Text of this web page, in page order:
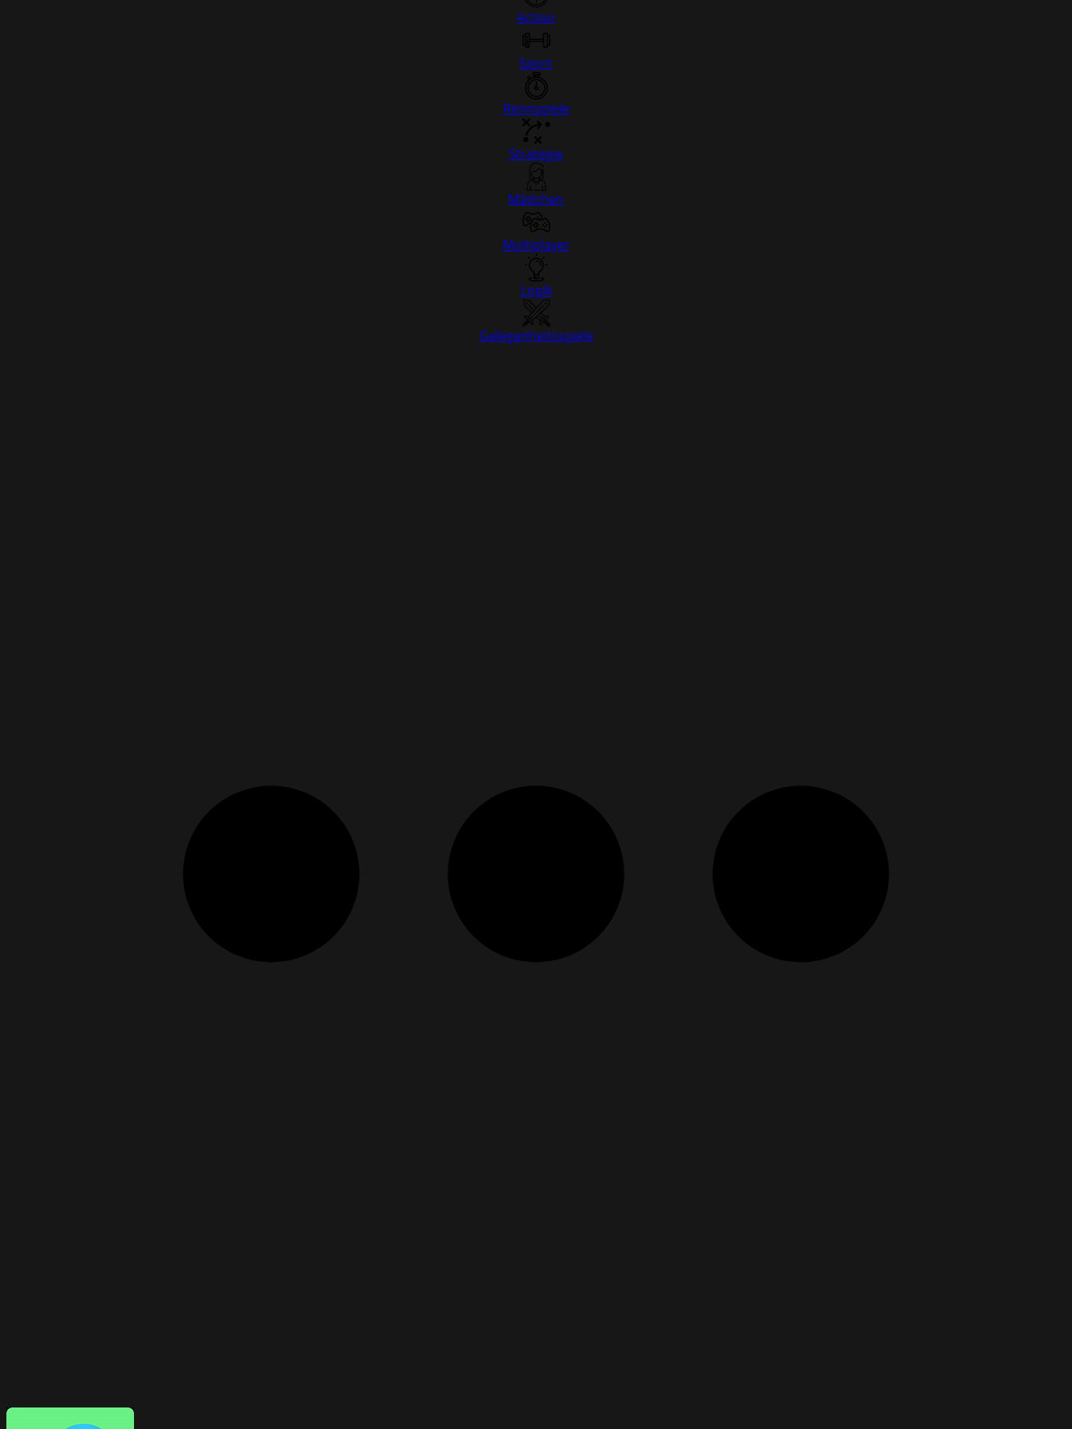
Action
Sport
Rennspiele
Strategie
Mädchen
Multiplayer
Logik
Gelegenheitsspiele